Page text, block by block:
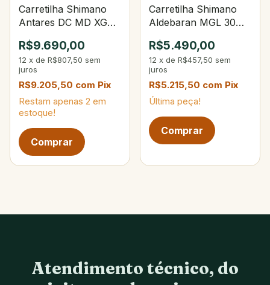
Carretilha Shimano
Antares DC MD XG
R$9.690,00
12 x de R$807,50 sem
juros
R$9.205,50 com Pix
Restam apenas 2 em
estoque!
Carretilha Shimano
Aldebaran MGL 30
R$5.490,00
12 x de R$457,50 sem
juros
R$5.215,50 com Pix
Última peça!
Atendimento técnico, do